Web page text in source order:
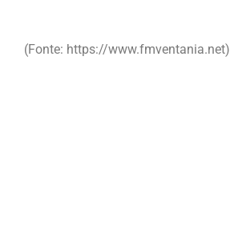
(Fonte: https://www.fmventania.net)